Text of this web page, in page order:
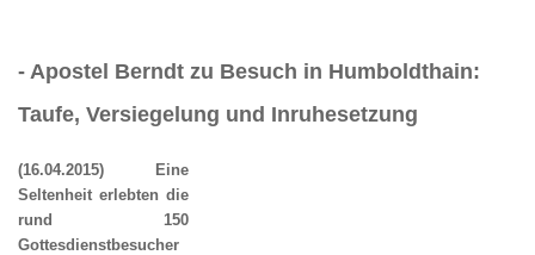
- Apostel Berndt zu Besuch in Humboldthain:
Taufe, Versiegelung und Inruhesetzung
(16.04.2015) Eine
Seltenheit erlebten die
rund 150
Gottesdienstbesucher